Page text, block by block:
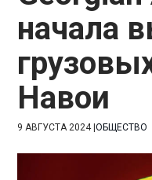
начала
Навои
9 АВГУСТА 2024|ОБЩЕСТВО